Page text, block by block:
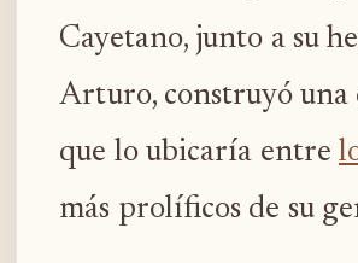
Cayetano, junto a su
Arturo, construyó una
que lo ubicaría entre
más prolíficos de su